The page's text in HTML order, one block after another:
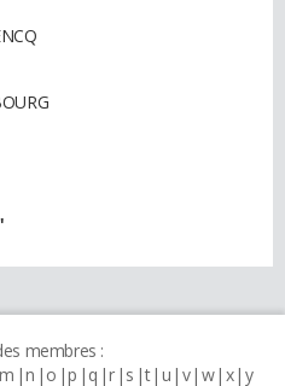
membres :
m n o p q r s t u v w x y